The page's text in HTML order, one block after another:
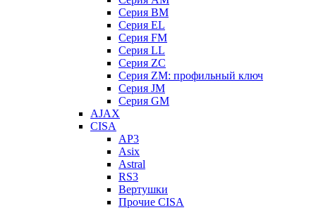
Серия BM
Серия EL
Серия FM
Серия LL
Серия ZC
Серия ZM: профильный ключ
Серия JM
Серия GM
AJAX
CISA
AP3
Asix
Astral
RS3
Вертушки
Прочие CISA